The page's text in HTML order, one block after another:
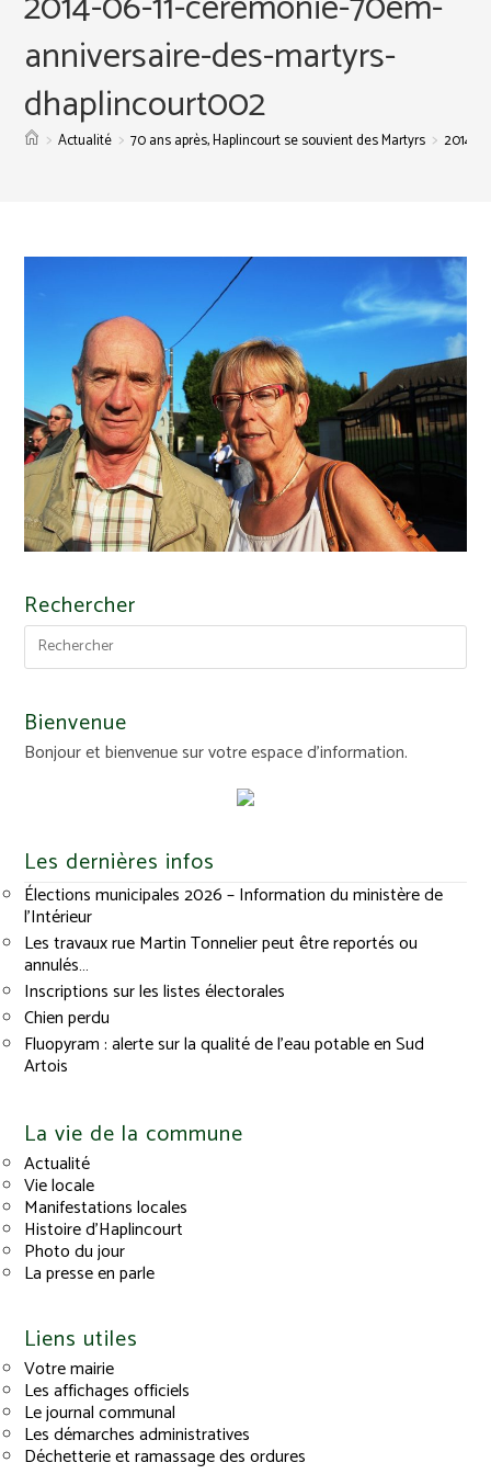
anniversaire-des-martyrs-
dhaplincourt002
> Actualité > 70 ans après, Haplincourt se souvient des Martyrs > 2014-
Rechercher
Bienvenue
Bonjour et bienvenue sur votre espace d'information.
Les dernières infos
Élections municipales 2026 – Information du ministère de
l’Intérieur
Les travaux rue Martin Tonnelier peut être reportés ou
annulés…
Inscriptions sur les listes électorales
Chien perdu
Fluopyram : alerte sur la qualité de l’eau potable en Sud
Artois
La vie de la commune
Actualité
Vie locale
Manifestations locales
Histoire d’Haplincourt
Photo du jour
La presse en parle
Liens utiles
Votre mairie
Les affichages officiels
Le journal communal
Les démarches administratives
Déchetterie et ramassage des ordures